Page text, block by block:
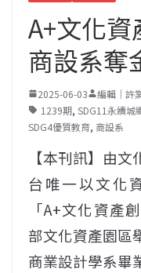
A+文化
商設系奪
2025-06-03
編輯｜許
1239期, SDG11永續城
SDG4優質教育, 商設系
【本刊訊】由
台唯一以文化
「A+文化資產
部文化資產園區
商業設計學系畢